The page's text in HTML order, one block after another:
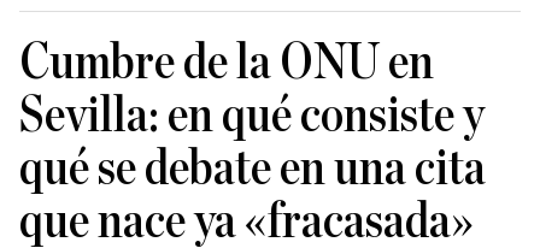
Cumbre de la ONU en
Sevilla: en qué consiste y
qué se debate en una cita
que nace ya «fracasada»